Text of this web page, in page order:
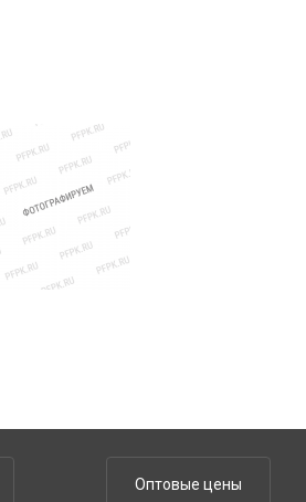
Оптовые цены